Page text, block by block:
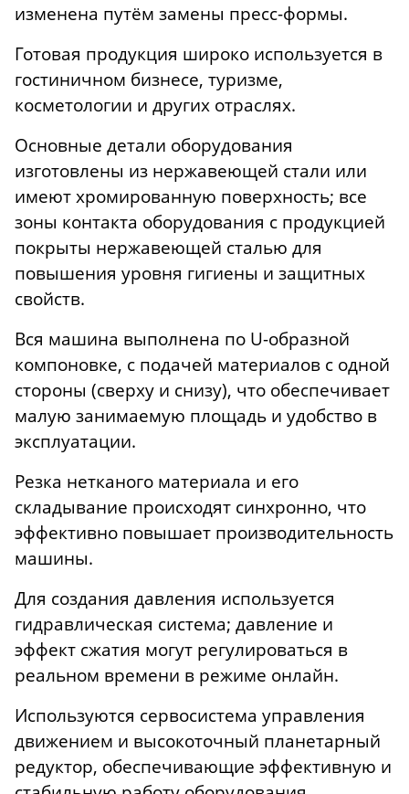
изменена путём замены пресс-формы.
Готовая продукция широко используется в
гостиничном бизнесе, туризме,
косметологии и других отраслях.
Основные детали оборудования
изготовлены из нержавеющей стали или
имеют хромированную поверхность; все
зоны контакта оборудования с продукцией
покрыты нержавеющей сталью для
повышения уровня гигиены и защитных
свойств.
Вся машина выполнена по U-образной
компоновке, с подачей материалов с одной
стороны (сверху и снизу), что обеспечивает
малую занимаемую площадь и удобство в
эксплуатации.
Резка нетканого материала и его
складывание происходят синхронно, что
эффективно повышает производительность
машины.
Для создания давления используется
гидравлическая система; давление и
эффект сжатия могут регулироваться в
реальном времени в режиме онлайн.
Используются сервосистема управления
движением и высокоточный планетарный
редуктор, обеспечивающие эффективную и